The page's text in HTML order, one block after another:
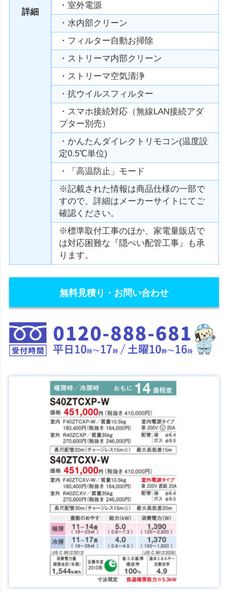
詳細
・室外電源
・水内部クリーン
・フィルター自動お掃除
・ストリーマ内部クリーン
・ストリーマ空気清浄
・抗ウイルスフィルター
・スマホ接続対応（無線LAN接続アダ
プター別売）
・かんたんダイレクトリモコン(温度設
定0.5℃単位)
・「高温防止」モード
※記載された情報は商品仕様の一部で
すので、詳細はメーカーサイトにてご
確認ください。
※標準取付工事のほか、家電量販店で
は対応困難な『隠ぺい配管工事』も承
ります。
無料見積り・お問い合わせ